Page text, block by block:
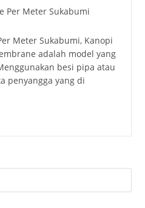
Per Meter Sukabumi
Meter Sukabumi, Kanopi
adalah model yang
besi pipa atau
penyangga yang di